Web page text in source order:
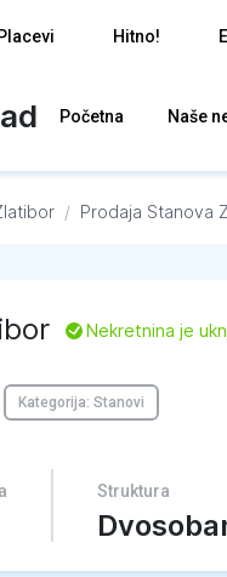
Placevi Hitno!
Početna Naše
/ Prodaja Stanova
L Nekretnina je
Kategorija: Stanovi
Struktura